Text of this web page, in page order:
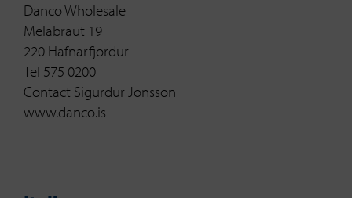
Danco Wholesale
Melabraut 19
220 Hafnarfjordur
Tel 575 0200
Contact Sigurdur Jonsson
www.danco.is